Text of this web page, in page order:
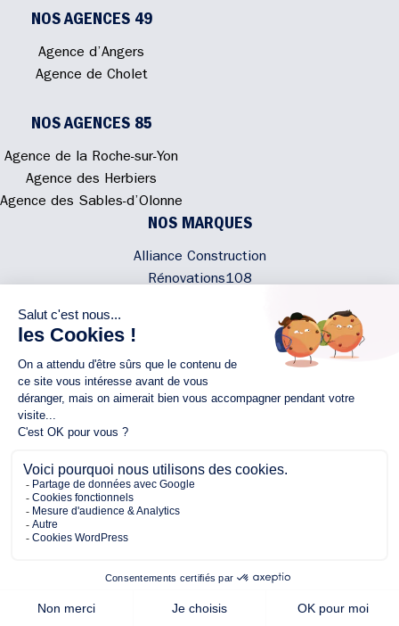
NOS AGENCES 49
Agence d’Angers
Agence de Cholet
NOS AGENCES 85
Agence de la Roche-sur-Yon
Agence des Herbiers
Agence des Sables-d’Olonne
NOS MARQUES
Alliance Construction
Rénovations108
NOUS CONTACTER
02 40 300 200
NOUS SUIVRE
Copyright © 2026 Alliance Protection des Données Personnelles